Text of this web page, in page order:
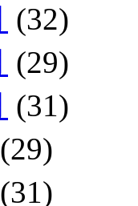
(32)
(29)
(31)
(29)
(31)